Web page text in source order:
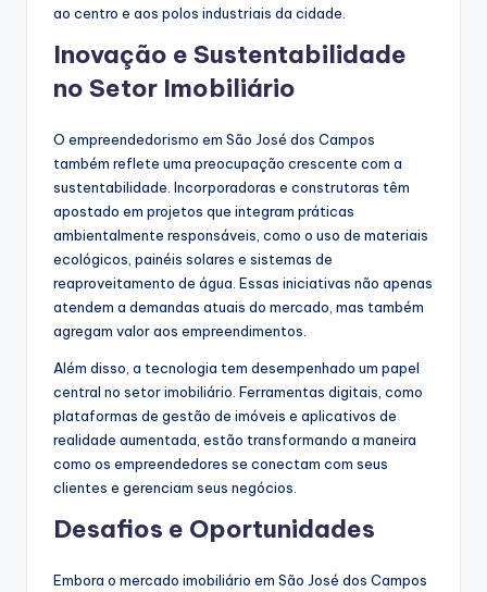
ao centro e aos polos industriais da cidade.
Inovação e Sustentabilidade
no Setor Imobiliário
O empreendedorismo em São José dos Campos
também reflete uma preocupação crescente com a
sustentabilidade. Incorporadoras e construtoras têm
apostado em projetos que integram práticas
ambientalmente responsáveis, como o uso de materiais
ecológicos, painéis solares e sistemas de
reaproveitamento de água. Essas iniciativas não apenas
atendem a demandas atuais do mercado, mas também
agregam valor aos empreendimentos.
Além disso, a tecnologia tem desempenhado um papel
central no setor imobiliário. Ferramentas digitais, como
plataformas de gestão de imóveis e aplicativos de
realidade aumentada, estão transformando a maneira
como os empreendedores se conectam com seus
clientes e gerenciam seus negócios.
Desafios e Oportunidades
Embora o mercado imobiliário em São José dos Campos